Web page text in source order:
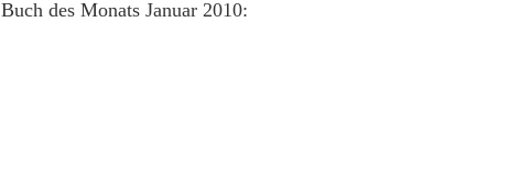
Buch des Monats Januar 2010: